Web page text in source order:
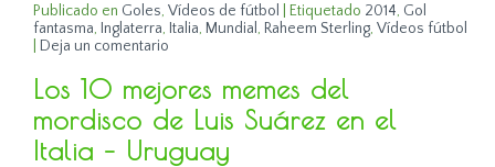
Publicado en Goles,Vídeos de fútbol Etiquetado 2014, Gol
fantasma, Inglaterra, Italia, Mundial , Raheem Sterling,Vídeos fútbol
Deja un comentario
Los 10 mejores memes del
mordisco de Luis Suárez en el
Italia – Uruguay